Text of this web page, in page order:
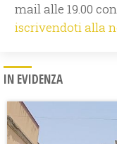
mail alle 19.00
iscrivendoti alla
IN EVIDENZA